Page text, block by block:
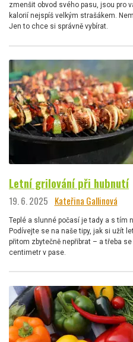
zmenšit obvod svého pasu, jsou pro
kalorií nejspíš velkým strašákem.
Jen to chce si správně vybírat.
Letní grilování při hubnutí
19. 6. 2025 Kateřina Gallinová
Teplé a slunné počasí je tady a s tím
Podívejte se na naše tipy, jak si užít
přitom zbytečně nepřibrat – a třeba
centimetr v pase.